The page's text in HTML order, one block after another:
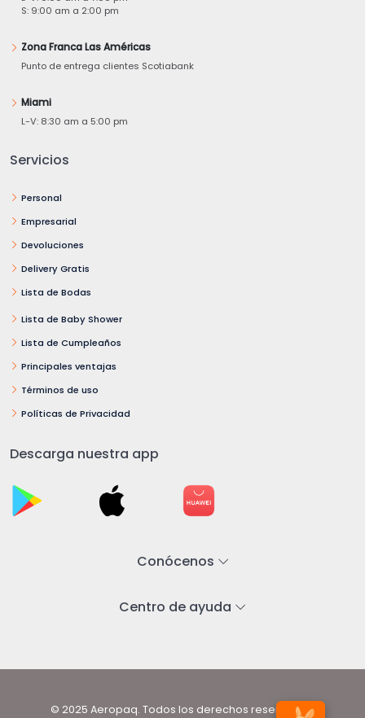
S: 9:00 am a 2:00 pm
Zona Franca Las Américas
Punto de entrega clientes Scotiabank
Miami
L-V: 8:30 am a 5:00 pm
Servicios
Personal
Empresarial
Devoluciones
Delivery Gratis
Lista de Bodas
Lista de Baby Shower
Lista de Cumpleaños
Principales ventajas
Términos de uso
Políticas de Privacidad
Descarga nuestra app
Conócenos
Centro de ayuda
© 2025 Aeropaq. Todos los derechos reservados.